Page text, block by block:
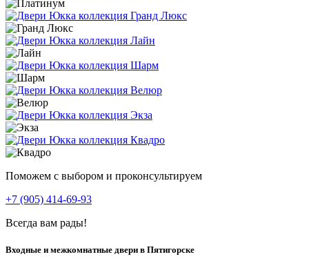
Поможем с выбором и проконсультируем
+7 (905) 414-69-93
Всегда вам рады!
Входные и межкомнатные двери в Пятигорске